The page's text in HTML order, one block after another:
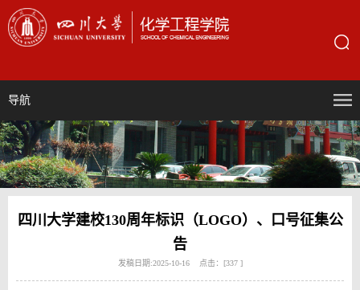
导航
四川大学建校130周年标识（LOGO）、口号征集公
告
发稿日期:2025-10-16 点击：[337 ]